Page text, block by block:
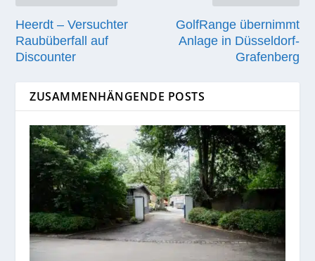
Heerdt – Versuchter
Raubüberfall auf
Discounter
GolfRange übernimmt
Anlage in Düsseldorf-
Grafenberg
ZUSAMMENHÄNGENDE POSTS